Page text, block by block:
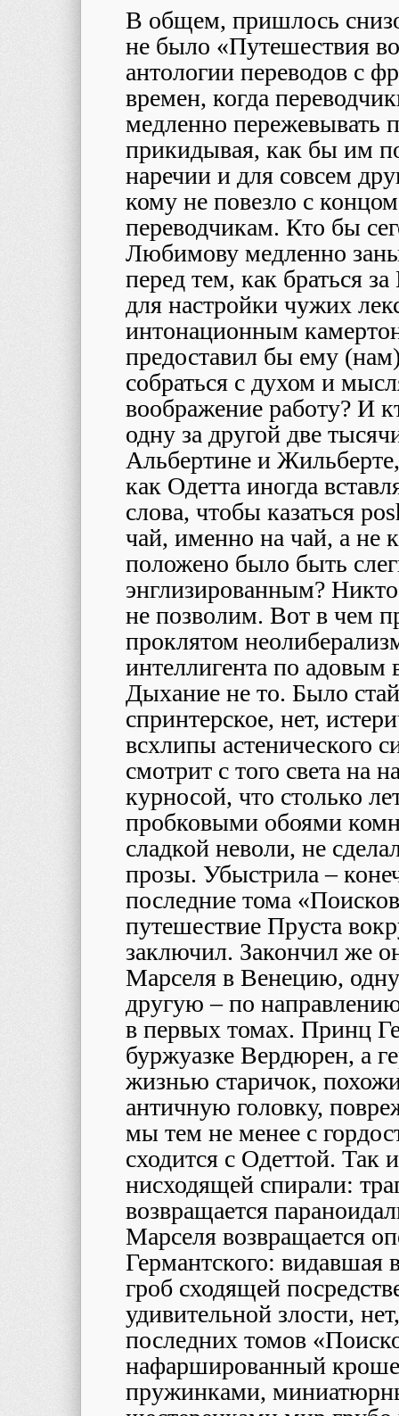
В общем, пришлось
не было «Путешествия
антологии переводов с
времен, когда
медленно пережевывать
прикидывая, как бы им
наречии и для совсем
кому не повезло с
переводчикам. Кто бы
Любимову медленно
перед тем, как браться
для настройки чужих
интонационным
предоставил бы ему
собраться с духом и
воображение работу? И
одну за другой две
Альбертине и
как Одетта иногда
слова, чтобы казаться
чай, именно на чай, а не
положено было быть
энглизированным?
не позволим. Вот в чем
проклятом
интеллигента по адовым
Дыхание не то. Было
спринтерское, нет,
всхлипы астенического
смотрит с того света на
курносой, что столько
пробковыми обоями
сладкой неволи, не
прозы. Убыстрила –
последние тома
путешествие Пруста
заключил. Закончил же
Марселя в Венецию, одну
другую – по
в первых томах. Принц
буржуазке Вердюрен, а
жизнью старичок,
античную головку,
мы тем не менее с
сходится с Одеттой. Так
нисходящей спирали:
возвращается
Марселя возвращается
Германтского: видавшая
гроб сходящей
удивительной злости,
последних томов
нафаршированный
пружинками,